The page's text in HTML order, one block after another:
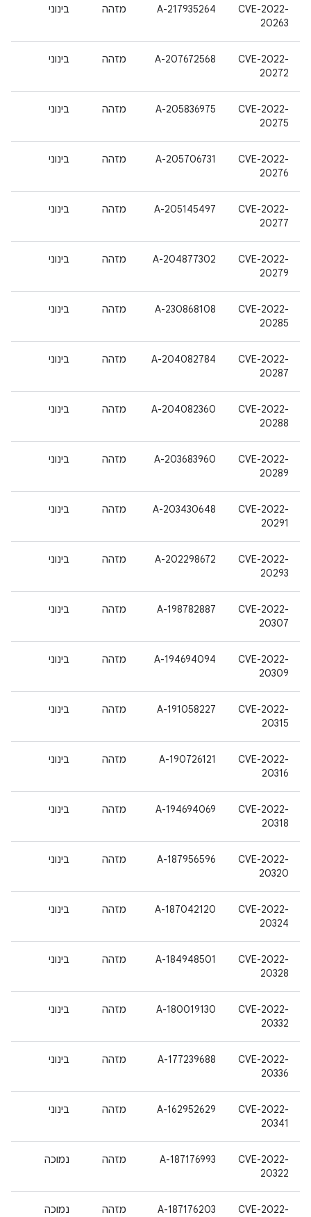
CVE-2022-
20263
A-217935264 מזהה בינוני
CVE-2022-
20272
A-207672568 מזהה בינוני
CVE-2022-
20275
A-205836975 מזהה בינוני
CVE-2022-
20276
A-205706731 מזהה בינוני
CVE-2022-
20277
A-205145497 מזהה בינוני
CVE-2022-
20279
A-204877302 מזהה בינוני
CVE-2022-
20285
A-230868108 מזהה בינוני
CVE-2022-
20287
A-204082784 מזהה בינוני
CVE-2022-
20288
A-204082360 מזהה בינוני
CVE-2022-
20289
A-203683960 מזהה בינוני
CVE-2022-
20291
A-203430648 מזהה בינוני
CVE-2022-
20293
A-202298672 מזהה בינוני
CVE-2022-
20307
A-198782887 מזהה בינוני
CVE-2022-
20309
A-194694094 מזהה בינוני
CVE-2022-
20315
A-191058227 מזהה בינוני
CVE-2022-
20316
A-190726121 מזהה בינוני
CVE-2022-
20318
A-194694069 מזהה בינוני
CVE-2022-
20320
A-187956596 מזהה בינוני
CVE-2022-
20324
A-187042120 מזהה בינוני
CVE-2022-
20328
A-184948501 מזהה בינוני
CVE-2022-
20332
A-180019130 מזהה בינוני
CVE-2022-
20336
A-177239688 מזהה בינוני
CVE-2022-
20341
A-162952629 מזהה בינוני
CVE-2022-
20322
A-187176993 מזהה נמוכה
CVE-2022-
A-187176203 מזהה נמוכה